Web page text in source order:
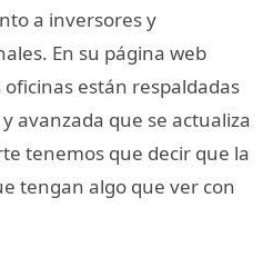
a inversores y
En su página web
están respaldadas
avanzada que se actualiza
tenemos que decir que la
tengan algo que ver con